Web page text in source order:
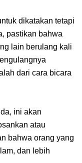
dikatakan tetapi
pastikan bahwa
lain berulang kali
dari cara bicara
ini akan
atau
bahwa orang yang
dan lebih